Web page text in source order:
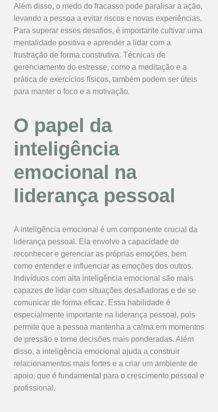
Além disso, o medo do fracasso pode paralisar a ação,
levando a pessoa a evitar riscos e novas experiências.
Para superar esses desafios, é importante cultivar uma
mentalidade positiva e aprender a lidar com a
frustração de forma construtiva. Técnicas de
gerenciamento do estresse, como a meditação e a
prática de exercícios físicos, também podem ser úteis
para manter o foco e a motivação.
O papel da
inteligência
emocional na
liderança pessoal
A inteligência emocional é um componente crucial da
liderança pessoal. Ela envolve a capacidade de
reconhecer e gerenciar as próprias emoções, bem
como entender e influenciar as emoções dos outros.
Indivíduos com alta inteligência emocional são mais
capazes de lidar com situações desafiadoras e de se
comunicar de forma eficaz. Essa habilidade é
especialmente importante na liderança pessoal, pois
permite que a pessoa mantenha a calma em momentos
de pressão e tome decisões mais ponderadas. Além
disso, a inteligência emocional ajuda a construir
relacionamentos mais fortes e a criar um ambiente de
apoio, que é fundamental para o crescimento pessoal e
profissional.